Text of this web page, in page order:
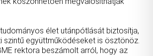
élet utánpótlását biztosítja,
szintű együttműködéseket is ösztönöz.
rektora beszámolt arról, hogy az